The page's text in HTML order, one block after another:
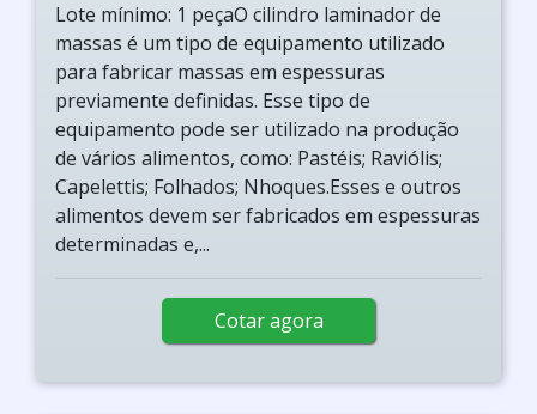
Lote mínimo: 1 peçaO cilindro laminador de
massas é um tipo de equipamento utilizado
para fabricar massas em espessuras
previamente definidas. Esse tipo de
equipamento pode ser utilizado na produção
de vários alimentos, como: Pastéis; Raviólis;
Capelettis; Folhados; Nhoques.Esses e outros
alimentos devem ser fabricados em espessuras
determinadas e,...
Cotar agora